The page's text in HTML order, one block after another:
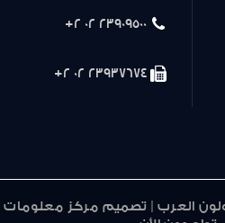
23909500 02 2+
23937674 02 2+